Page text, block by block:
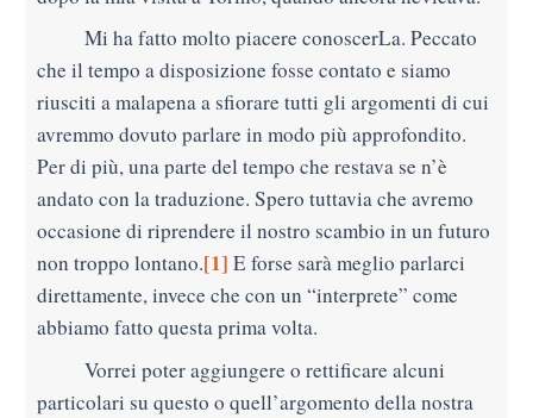
Mi ha fatto molto piacere conoscerLa. Peccato
che il tempo a disposizione fosse contato e siamo
riusciti a malapena a sfiorare tutti gli argomenti di cui
avremmo dovuto parlare in modo più approfondito.
Per di più, una parte del tempo che restava se n’è
andato con latraduzione. Spero tuttavia che avremo
occasione di riprendere il nostro scambio in un futuro
non troppo lontano.[1] E forse sarà meglio parlarci
direttamente, invece che con un “interprete” come
abbiamo fatto questa prima volta.
Vorrei poter aggiungere o rettificare alcuni
particolari su questo o quell’argomento della nostra